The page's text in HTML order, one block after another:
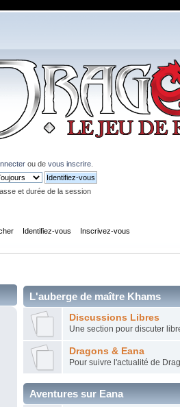
ou devous inscrire
et durée de la session
Identifiez-vous Inscrivez-vous
L'auberge de maître Khams
Discussions Libres
Une section pour discuter
Dragons & Eana
Pour suivre l'actualité de
Aventures sur Eana